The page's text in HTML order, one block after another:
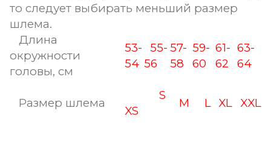
то следует выбирать меньший размер
шлема.
Длина
окружности
головы, см
53-
54
55-
56
57-
58
59-
60
61-
62
63-
64
Размер шлема
XS
S
M L XL XXL